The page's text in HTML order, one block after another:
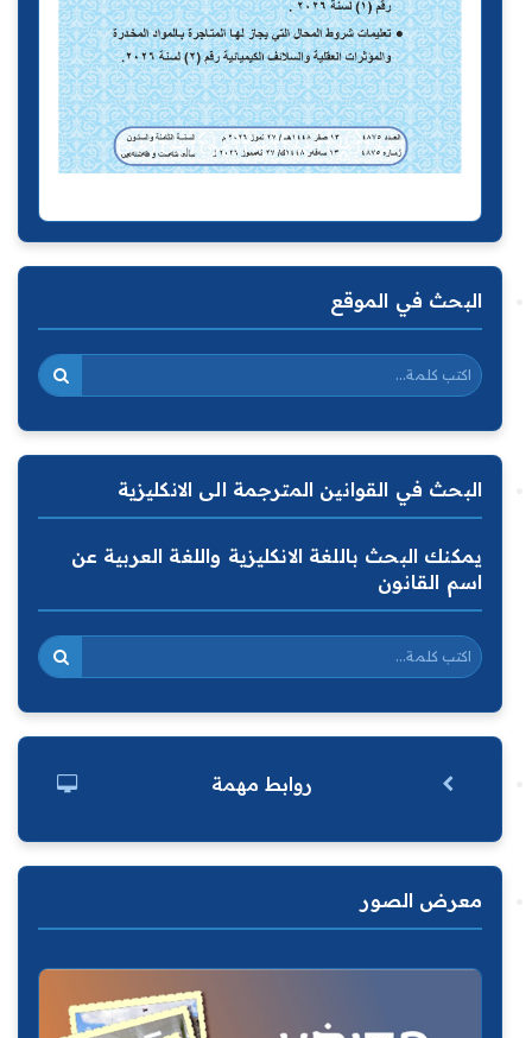
البحث في الموقع
البحث في القوانين المترجمة الى الانكليزية
يمكنك البحث باللغة الانكليزية واللغة العربية عن
اسم القانون
روابط مهمة
معرض الصور